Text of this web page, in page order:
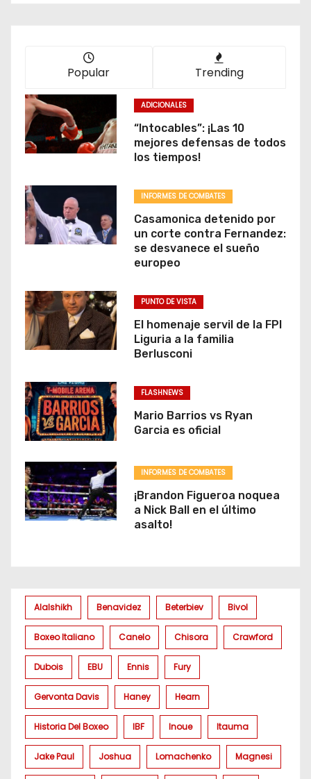
Popular Trending
ADICIONALES
“Intocables”: ¡Las 10
mejores defensas de todos
los tiempos!
INFORMES DE COMBATES
Casamonica detenido por
un corte contra Fernandez:
se desvanece el sueño
europeo
PUNTO DE VISTA
El homenaje servil de la FPI
Liguria a la familia
Berlusconi
FLASHNEWS
Mario Barrios vs Ryan
Garcia es oficial
INFORMES DE COMBATES
¡Brandon Figueroa noquea
a Nick Ball en el último
asalto!
Alalshikh Benavidez Beterbiev Bivol
Boxeo Italiano Canelo Chisora Crawford
Dubois EBU Ennis Fury
Gervonta Davis Haney Hearn
Historia Del Boxeo IBF Inoue Itauma
Jake Paul Joshua Lomachenko Magnesi